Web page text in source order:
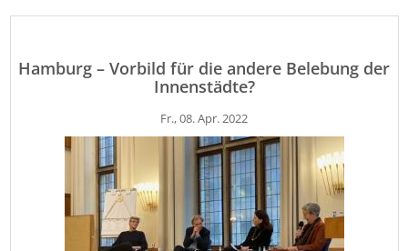
Hamburg – Vorbild für die andere Belebung der
Innenstädte?
Fr., 08. Apr. 2022